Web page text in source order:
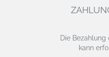
Die Bezahlung
kann